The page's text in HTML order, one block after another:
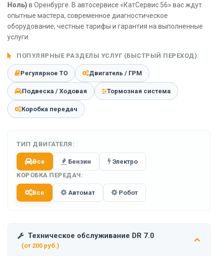
Ноль) в Оренбурге. В автосервисе «КатСервис 56» вас ждут
опытные мастера, современное диагностическое
оборудование, честные тарифы и гарантия на выполненные
услуги.
ПОПУЛЯРНЫЕ РАЗДЕЛЫ УСЛУГ (БЫСТРЫЙ ПЕРЕХОД):
Регулярное ТО Двигатель / ГРМ
Подвеска / Ходовая Тормозная система
Коробка передач
ТИП ДВИГАТЕЛЯ:
Все Бензин
Электро
КОРОБКА ПЕРЕДАЧ:
Все Автомат Робот
Техническое обслуживание DR 7.0
(от 200 руб.)